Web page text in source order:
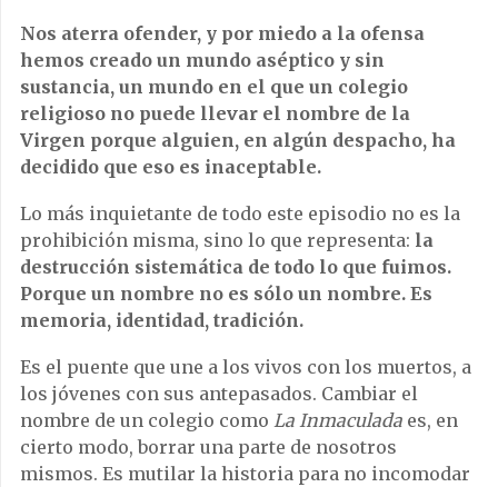
Nos aterra ofender, y por miedo a la ofensa
hemos creado un mundo aséptico y sin
sustancia, un mundo en el que un colegio
religioso no puede llevar el nombre de la
Virgen porque alguien, en algún despacho, ha
decidido que eso es inaceptable.
Lo más inquietante de todo este episodio no es la
prohibición misma, sino lo que representa: la
destrucción sistemática de todo lo que fuimos.
Porque un nombre no es sólo un nombre. Es
memoria, identidad, tradición.
Es el puente que une a los vivos con los muertos, a
los jóvenes con sus antepasados. Cambiar el
nombre de un colegio como La Inmaculada es, en
cierto modo, borrar una parte de nosotros
mismos. Es mutilar la historia para no incomodar